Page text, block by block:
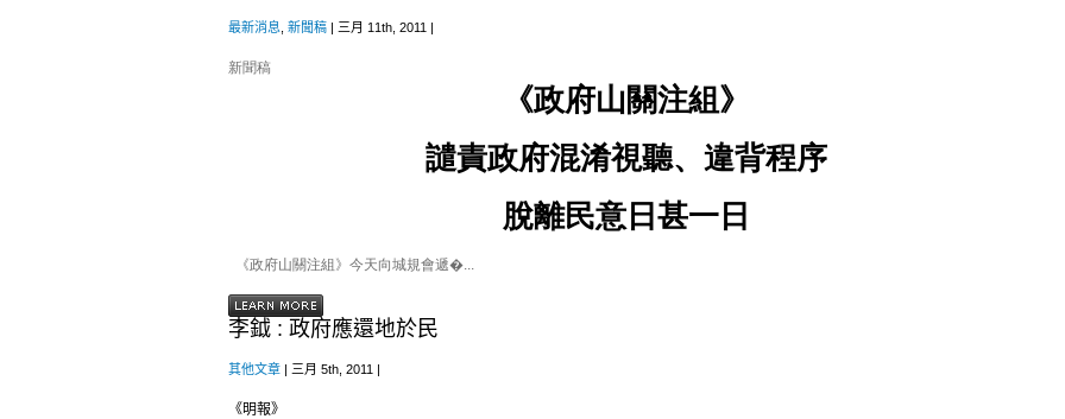
最新消息 新聞稿 | 三月 11th, 2011 |
新聞稿
《政府山關注組》
譴責政府混淆視聽、違背程序
脫離民意日甚一日
《政府山關注組》今天向城規會遞�...
李鉞 : 政府應還地於民
其他文章 | 三月 5th, 2011 |
《明報》